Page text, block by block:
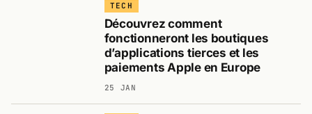
TECH
Découvrez comment
fonctionneront les boutiques
d’applications tierces et les
paiements Apple en Europe
25 JAN